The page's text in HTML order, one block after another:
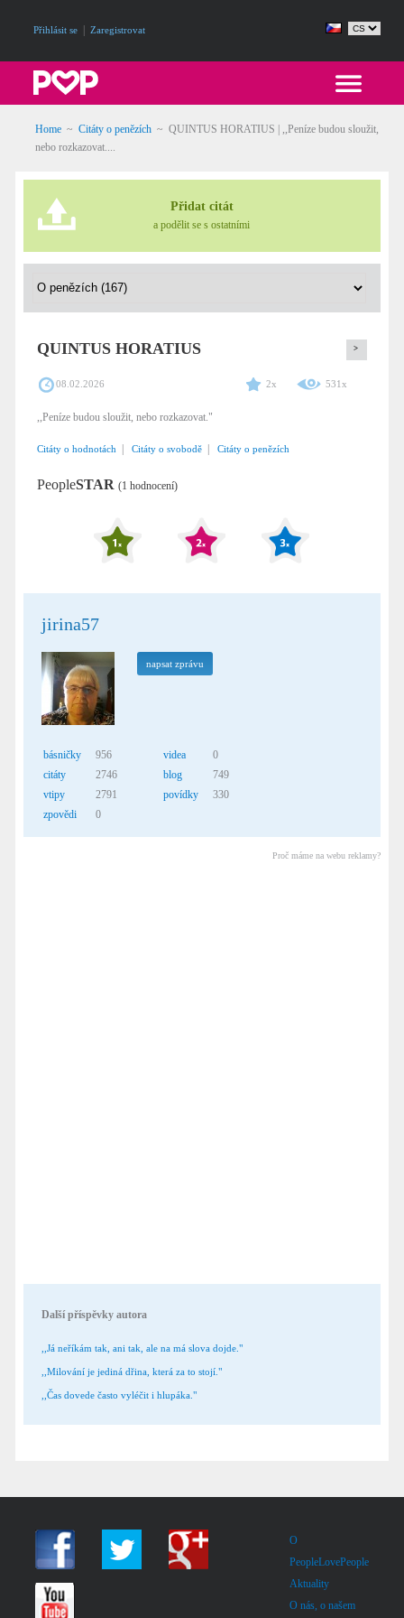
Přihlásit se Zaregistrovat
Home ~ Citáty o penězích ~ QUINTUS HORATIUS | ,,Peníze budou sloužit,
nebo rozkazovat....
Přidat citát
a podělit se s ostatními
QUINTUS HORATIUS >
08.02.2026 2x 531x
,,Peníze budou sloužit, nebo rozkazovat."
Citáty o hodnotách | Citáty o svobodě | Citáty o penězích
PeopleSTAR (1 hodnocení)
jirina57
napsat zprávu
básničky
956
citáty
2746
vtipy
2791
zpovědi
0
videa
0
blog
749
povídky
330
Proč máme na webu reklamy?
Další příspěvky autora
,,Já neříkám tak, ani tak, ale na má slova dojde."
,,Milování je jediná dřina, která za to stojí."
,,Čas dovede často vyléčit i hlupáka."
O
PeopleLovePeople
Aktuality
O nás, o našem